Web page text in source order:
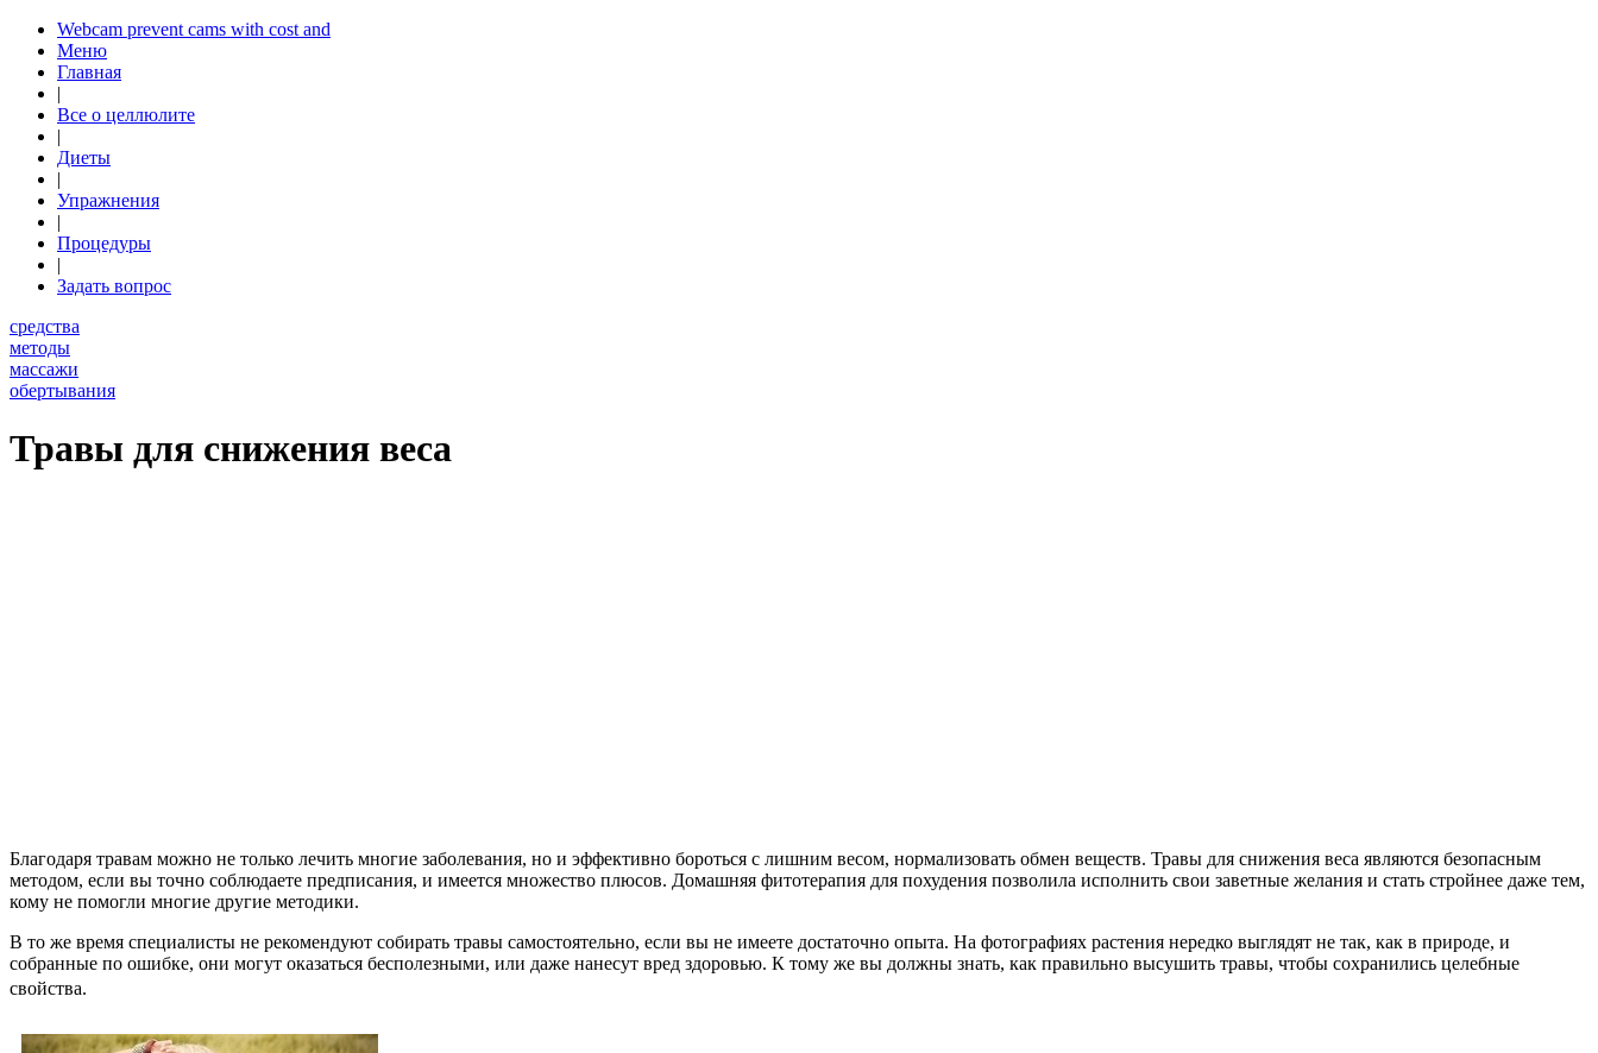
Webcam prevent cams with cost and
Меню
Главная
|
Все о целлюлите
|
Диеты
|
Упражнения
|
Процедуры
|
Задать вопрос
средства
методы
массажи
обертывания
Травы для снижения веса
Благодаря травам можно не только лечить многие заболевания, но и эффективно бороться с лишним весом, нормализовать обмен веществ. Травы для снижения веса являются безопасным
методом, если вы точно соблюдаете предписания, и имеется множество плюсов. Домашняя фитотерапия для похудения позволила исполнить свои заветные желания и стать стройнее даже тем,
кому не помогли многие другие методики.
В то же время специалисты не рекомендуют собирать травы самостоятельно, если вы не имеете достаточно опыта. На фотографиях растения нередко выглядят не так, как в природе, и
собранные по ошибке, они могут оказаться бесполезными, или даже нанесут вред здоровью. К тому же вы должны знать, как правильно высушить травы, чтобы сохранились целебные
свойства.